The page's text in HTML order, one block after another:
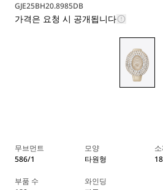
GJE25BH20.8985DB
가격은 요청 시 공개됩니다
무브먼트
586/1
모양
타원형
부품 수
와인딩